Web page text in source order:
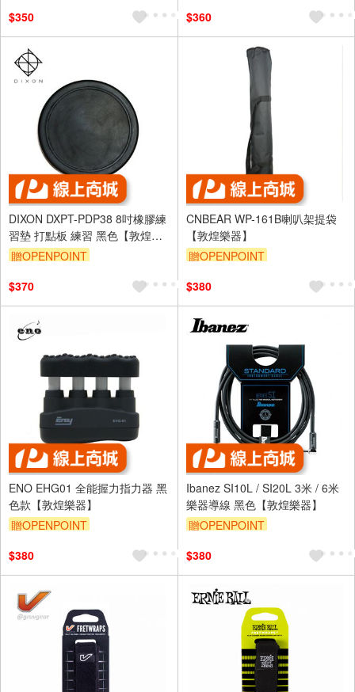
$350
$360
DIXON DXPT-PDP38 8吋橡膠練
習墊 打點板 練習 黑色【敦煌樂
器】
贈OPENPOINT
$370
CNBEAR WP-161B喇叭架提袋
【敦煌樂器】
贈OPENPOINT
$380
ENO EHG01 全能握力指力器 黑
色款【敦煌樂器】
贈OPENPOINT
$380
Ibanez SI10L / SI20L 3米 / 6米
樂器導線 黑色【敦煌樂器】
贈OPENPOINT
$380